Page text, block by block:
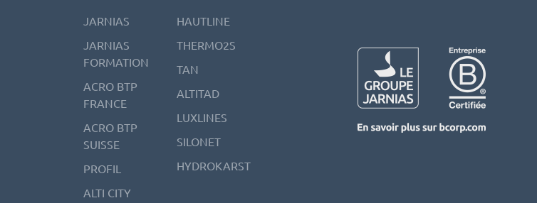
JARNIAS
JARNIAS
FORMATION
ACRO BTP
FRANCE
ACRO BTP
SUISSE
PROFIL
ALTI CITY
HAUTLINE
THERMO2S
TAN
ALTITAD
LUXLINES
SILONET
HYDROKARST